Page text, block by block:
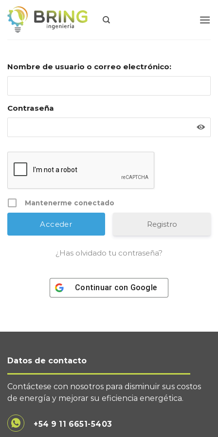
Skip
to
content
Nombre de usuario o correo electrónico:
Contraseña
Mantenerme conectado
Registro
¿Has olvidado tu contraseña?
Continuar con Google
Datos de contacto
Contáctese con nosotros para disminuir sus costos
de energía y mejorar su eficiencia energética.
+54 9 11 6651-5403